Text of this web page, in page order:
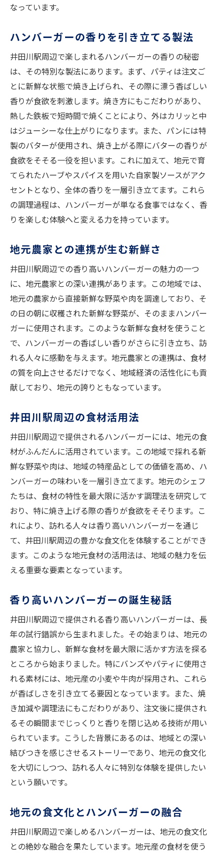
なっています。
ハンバーガーの香りを引き立てる製法
井田川駅周辺で楽しまれるハンバーガーの香りの秘密
は、その特別な製法にあります。まず、パティは注文ご
とに新鮮な状態で焼き上げられ、その際に漂う香ばしい
香りが食欲を刺激します。焼き方にもこだわりがあり、
熱した鉄板で短時間で焼くことにより、外はカリッと中
はジューシーな仕上がりになります。また、パンには特
製のバターが使用され、焼き上がる際にバターの香りが
食欲をそそる一役を担います。これに加えて、地元で育
てられたハーブやスパイスを用いた自家製ソースがアク
セントとなり、全体の香りを一層引き立てます。これら
の調理過程は、ハンバーガーが単なる食事ではなく、香
りを楽しむ体験へと変える力を持っています。
地元農家との連携が生む新鮮さ
井田川駅周辺での香り高いハンバーガーの魅力の一つ
に、地元農家との深い連携があります。この地域では、
地元の農家から直接新鮮な野菜や肉を調達しており、そ
の日の朝に収穫された新鮮な野菜が、そのままハンバー
ガーに使用されます。このような新鮮な食材を使うこと
で、ハンバーガーの香ばしい香りがさらに引き立ち、訪
れる人々に感動を与えます。地元農家との連携は、食材
の質を向上させるだけでなく、地域経済の活性化にも貢
献しており、地元の誇りともなっています。
井田川駅周辺の食材活用法
井田川駅周辺で提供されるハンバーガーには、地元の食
材がふんだんに活用されています。この地域で採れる新
鮮な野菜や肉は、地域の特産品としての価値を高め、ハ
ンバーガーの味わいを一層引き立てます。地元のシェフ
たちは、食材の特性を最大限に活かす調理法を研究して
おり、特に焼き上げる際の香りが食欲をそそります。こ
れにより、訪れる人々は香り高いハンバーガーを通じ
て、井田川駅周辺の豊かな食文化を体験することができ
ます。このような地元食材の活用法は、地域の魅力を伝
える重要な要素となっています。
香り高いハンバーガーの誕生秘話
井田川駅周辺で提供される香り高いハンバーガーは、長
年の試行錯誤から生まれました。その始まりは、地元の
農家と協力し、新鮮な食材を最大限に活かす方法を探る
ところから始まりました。特にバンズやパティに使用さ
れる素材には、地元産の小麦や牛肉が採用され、これら
が香ばしさを引き立てる要因となっています。また、焼
き加減や調理法にもこだわりがあり、注文後に提供され
るその瞬間までじっくりと香りを閉じ込める技術が用い
られています。こうした背景にあるのは、地域との深い
結びつきを感じさせるストーリーであり、地元の食文化
を大切にしつつ、訪れる人々に特別な体験を提供したい
という願いです。
地元の食文化とハンバーガーの融合
井田川駅周辺で楽しめるハンバーガーは、地元の食文化
との絶妙な融合を果たしています。地元産の食材を使う